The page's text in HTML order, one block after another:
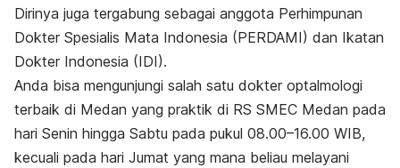
Dirinya juga tergabung sebagai anggota Perhimpunan
Dokter Spesialis Mata Indonesia (PERDAMI) dan Ikatan
Dokter Indonesia (IDI).
Anda bisa mengunjungi salah satu dokter optalmologi
terbaik di Medan yang praktik di RS SMEC Medan pada
hari Senin hingga Sabtu pada pukul 08.00–16.00 WIB,
kecuali pada hari Jumat yang mana beliau melayani